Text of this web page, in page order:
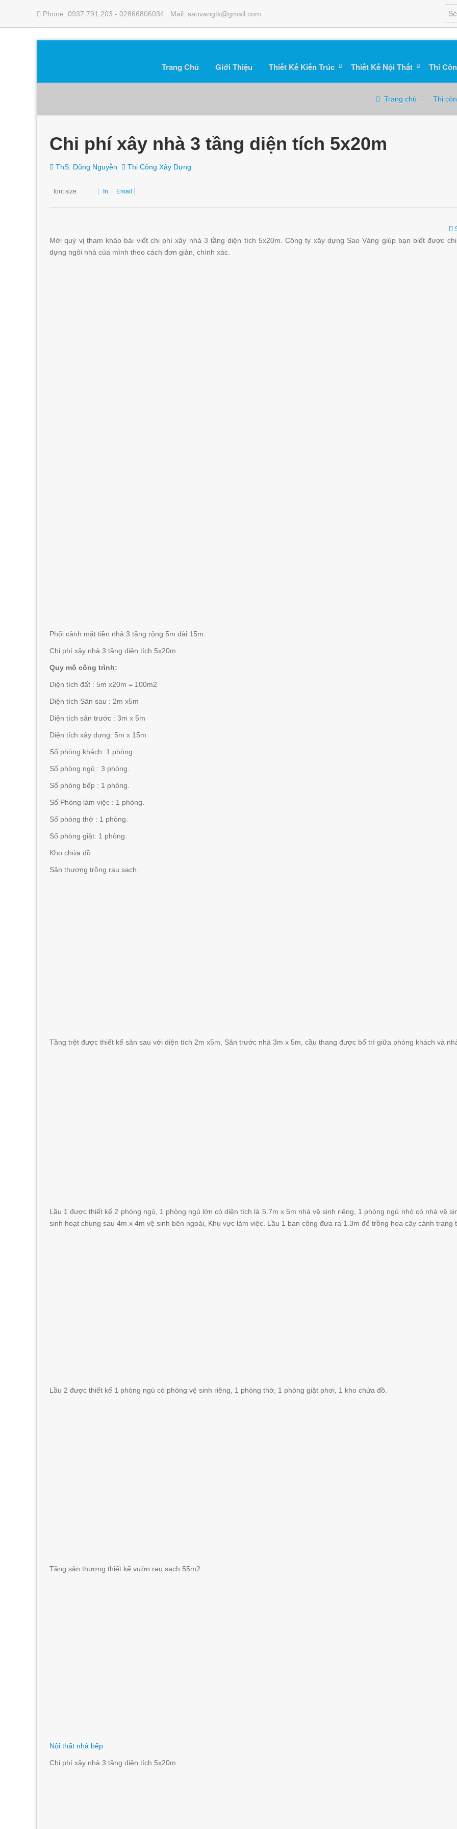
Phone: 0937.791.203 - 02866806034 Mail: saovangtk@gmail.com
Trang Chủ Giới Thiệu Thiết Kế Kiến Trúc Thiết Kế Nội Thất Thi
Trang chủ Thi
Chi phí xây nhà 3 tầng diện tích 5x20m
ThS. Dũng Nguyễn Thi Công Xây Dựng
font size In Email
Mời quý vị tham khảo bài viết chi phí xây nhà 3 tầng diện tích 5x20m. Công ty xây dựng Sao Vàng giúp bạn biết được
dựng ngôi nhà của mình theo cách đơn giản, chính xác.
Phối cảnh mặt tiền nhà 3 tầng rộng 5m dài 15m.
Chi phí xây nhà 3 tầng diện tích 5x20m
Quy mô công trình:
Diện tích đất : 5m x20m = 100m2
Diện tích Sân sau : 2m x5m
Diện tích sân trước : 3m x 5m
Diện tích xây dựng: 5m x 15m
Số phòng khách: 1 phòng.
Số phòng ngủ : 3 phòng.
Số phòng bếp : 1 phòng.
Số Phòng làm việc : 1 phòng.
Số phòng thờ : 1 phòng.
Số phòng giặt: 1 phòng.
Kho chứa đồ
Sân thượng trồng rau sạch.
Tầng trệt được thiết kế sân sau với diện tích 2m x5m, Sân trước nhà 3m x 5m, cầu thang được bố trí giữa phòng khách và
Lầu 1 được thiết kế 2 phòng ngủ, 1 phòng ngủ lớn có diện tích là 5.7m x 5m nhà vệ sinh riêng, 1 phòng ngủ nhỏ có nhà vệ
sinh hoạt chung sau 4m x 4m vệ sinh bên ngoài, Khu vực làm việc. Lầu 1 ban công đưa ra 1.3m để trồng hoa cây cảnh trang
Lầu 2 được thiết kế 1 phòng ngủ có phòng vệ sinh riêng, 1 phòng thờ, 1 phòng giặt phơi, 1 kho chứa đồ.
Tầng sân thượng thiết kế vườn rau sạch 55m2.
Nội thất nhà bếp
Chi phí xây nhà 3 tầng diện tích 5x20m